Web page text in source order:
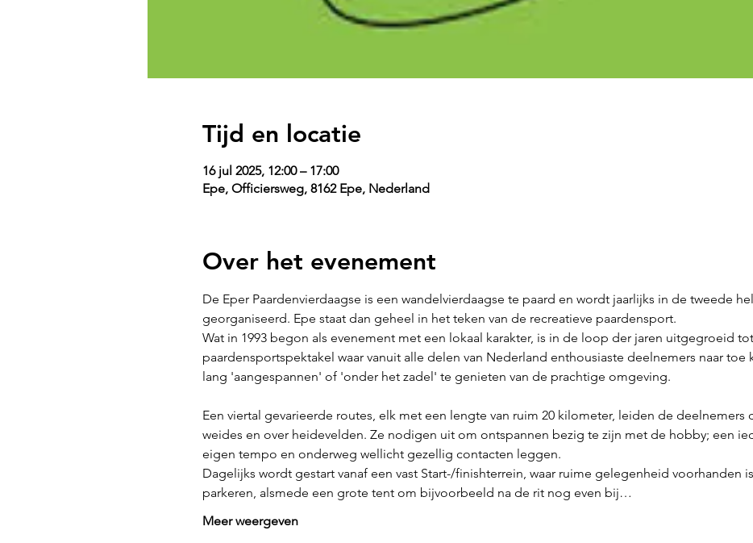
Tijd en locatie
16 jul 2025, 12:00 – 17:00
Epe, Officiersweg, 8162 Epe, Nederland
Over het evenement
De Eper Paardenvierdaagse is een wandelvierdaagse te paard en wordt jaarlijks in de tweede
georganiseerd. Epe staat dan geheel in het teken van de recreatieve paardensport.
Wat in 1993 begon als evenement met een lokaal karakter, is in de loop der jaren uitgegroeid
paardensportspektakel waar vanuit alle delen van Nederland enthousiaste deelnemers naar toe
lang 'aangespannen' of 'onder het zadel' te genieten van de prachtige omgeving.
Een viertal gevarieerde routes, elk met een lengte van ruim 20 kilometer, leiden de deelnemers
weides en over heidevelden. Ze nodigen uit om ontspannen bezig te zijn met de hobby; een
eigen tempo en onderweg wellicht gezellig contacten leggen.
Dagelijks wordt gestart vanaf een vast Start-/finishterrein, waar ruime gelegenheid voorhanden
parkeren, alsmede een grote tent om bijvoorbeeld na de rit nog even bij…
Meer weergeven